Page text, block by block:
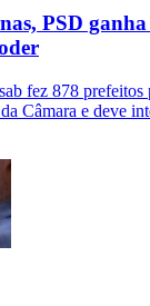
PSD
fez 878 prefeitos
Câmara e deve